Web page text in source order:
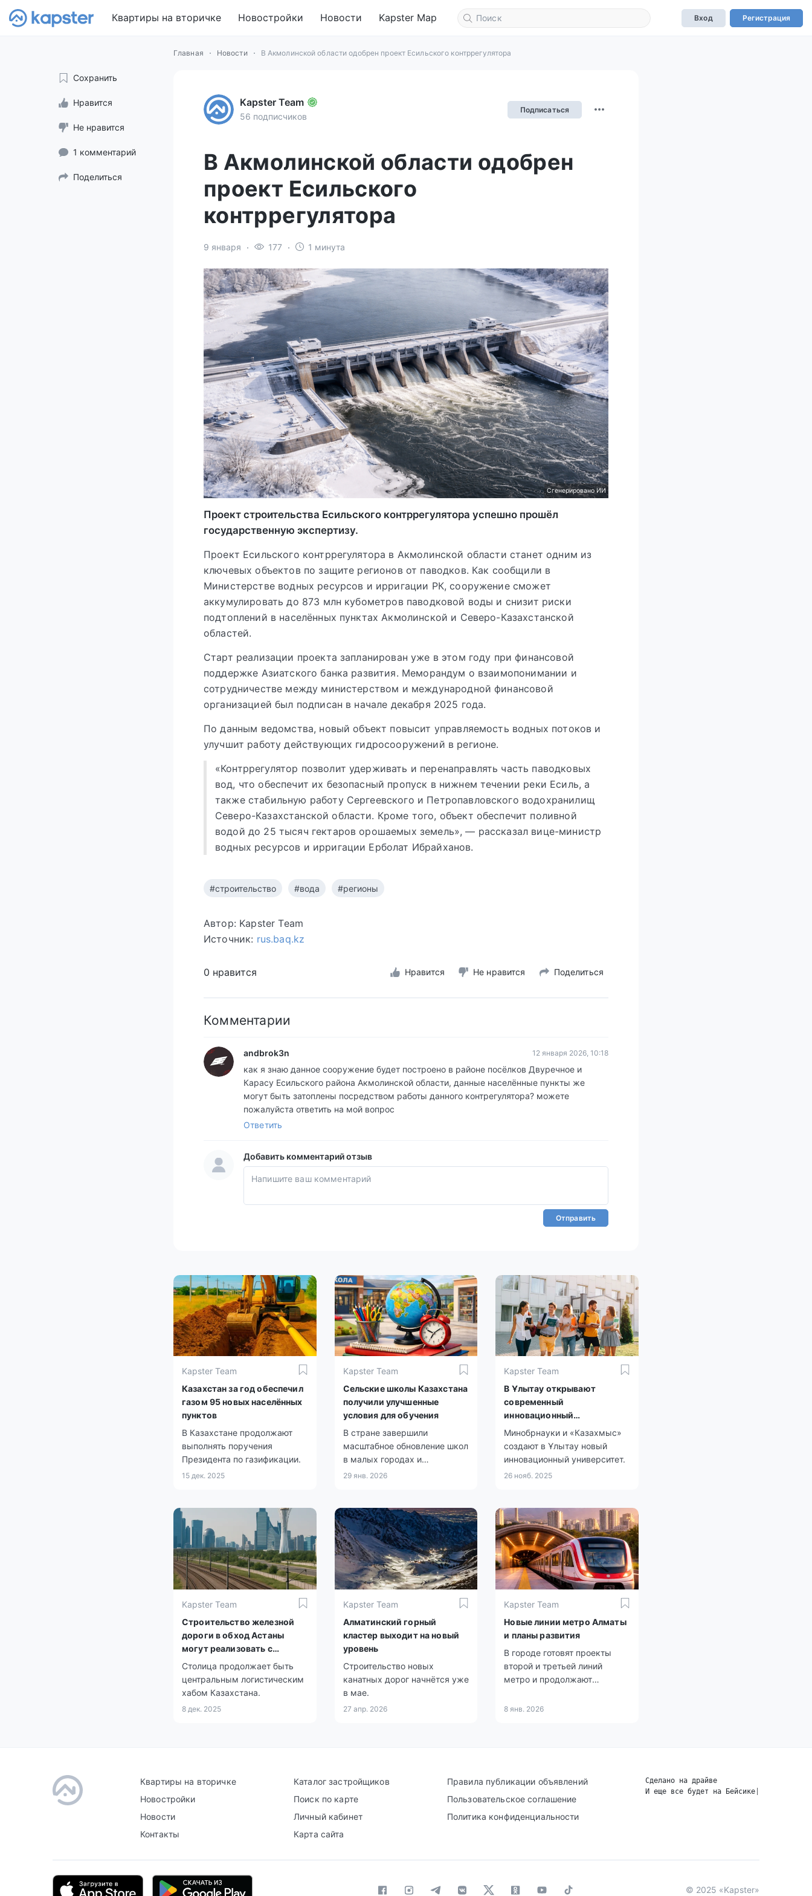
Квартиры на вторичке Новостройки Новости Kapster Map Вход Регистрация
Главная Новости В Акмолинской области одобрен проект Есильского контррегулятора
Сохранить
Нравится
Не нравится
1 комментарий
Поделиться
Kapster Team
56 подписчиков
Подписаться
В Акмолинской области одобрен
проект Есильского
контррегулятора
9 января 177 1 минута
Сгенерировано ИИ
Проект строительства Есильского контррегулятора успешно прошёл
государственную экспертизу.
Проект Есильского контррегулятора в Акмолинской области станет одним из
ключевых объектов по защите регионов от паводков. Как сообщили в
Министерстве водных ресурсов и ирригации РК, сооружение сможет
аккумулировать до 873 млн кубометров паводковой воды и снизит риски
подтоплений в населённых пунктах Акмолинской и Северо-Казахстанской
областей.
Старт реализации проекта запланирован уже в этом году при финансовой
поддержке Азиатского банка развития. Меморандум о взаимопонимании и
сотрудничестве между министерством и международной финансовой
организацией был подписан в начале декабря 2025 года.
По данным ведомства, новый объект повысит управляемость водных потоков и
улучшит работу действующих гидросооружений в регионе.
«Контррегулятор позволит удерживать и перенаправлять часть паводковых
вод, что обеспечит их безопасный пропуск в нижнем течении реки Есиль, а
также стабильную работу Сергеевского и Петропавловского водохранилищ
Северо-Казахстанской области. Кроме того, объект обеспечит поливной
водой до 25 тысяч гектаров орошаемых земель», — рассказал вице-министр
водных ресурсов и ирригации Ерболат Ибрайханов.
#строительство #вода #регионы
Автор: Kapster Team
Источник: rus.baq.kz
0 нравится Нравится Не нравится Поделиться
Комментарии
andbrok3n 12 января 2026, 10:18
как я знаю данное сооружение будет построено в районе посёлков Двуречное и
Карасу Есильского района Акмолинской области, данные населённые пункты же
могут быть затоплены посредством работы данного контрегулятора? можете
пожалуйста ответить на мой вопрос
Ответить
Добавить комментарий отзыв
Отправить
Kapster Team
Казахстан за год обеспечил
газом 95 новых населённых
пунктов
В Казахстане продолжают
выполнять поручения
Президента по газификации.
15 дек. 2025
Kapster Team
Сельские школы Казахстана
получили улучшенные
условия для обучения
В стране завершили
масштабное обновление школ
в малых городах и
райцентрах.
29 янв. 2026
Kapster Team
В Ұлытау открывают
современный
инновационный
университет
Минобрнауки и «Казахмыс»
создают в Ұлытау новый
инновационный университет.
26 нояб. 2025
Kapster Team
Строительство железной
дороги в обход Астаны
могут реализовать с
участием бизнеса
Столица продолжает быть
центральным логистическим
хабом Казахстана.
8 дек. 2025
Kapster Team
Алматинский горный
кластер выходит на новый
уровень
Строительство новых
канатных дорог начнётся уже
в мае.
27 апр. 2026
Kapster Team
Новые линии метро Алматы
и планы развития
В городе готовят проекты
второй и третьей линий
метро и продолжают
8 янв. 2026
Квартиры на вторичке
Новостройки
Новости
Контакты
Каталог застройщиков
Поиск по карте
Личный кабинет
Карта сайта
Правила публикации объявлений
Пользовательское соглашение
Политика конфиденциальности
Сделано на драйве
И еще все будет на Бейсике
© 2025 «Kapster»